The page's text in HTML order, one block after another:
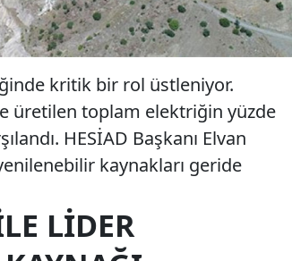
kritik bir rol üstleniyor.
üretilen toplam elektriğin yüzde
HESİAD Başkanı Elvan
kaynakları geride
LIDER